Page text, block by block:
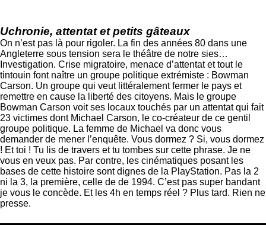
Uchronie, attentat et petits gâteaux
On n’est pas là pour rigoler. La fin des années 80 dans une
Angleterre sous tension sera le théâtre de notre sies…
Investigation. Crise migratoire, menace d’attentat et tout le
tintouin font naître un groupe politique extrémiste : Bowman
Carson. Un groupe qui veut littéralement fermer le pays et
remettre en cause la liberté des citoyens. Mais le groupe
Bowman Carson voit ses locaux touchés par un attentat qui fait
23 victimes dont Michael Carson, le co-créateur de ce gentil
groupe politique. La femme de Michael va donc vous
demander de mener l’enquête. Vous dormez ? Si, vous dormez
! Et toi ! Tu lis de travers et tu tombes sur cette phrase. Je ne
vous en veux pas. Par contre, les cinématiques posant les
bases de cette histoire sont dignes de la PlayStation. Pas la 2
ni la 3, la première, celle de de 1994. C’est pas super bandant
je vous le concède. Et les 4h en temps réel ? Plus tard. Rien ne
presse.